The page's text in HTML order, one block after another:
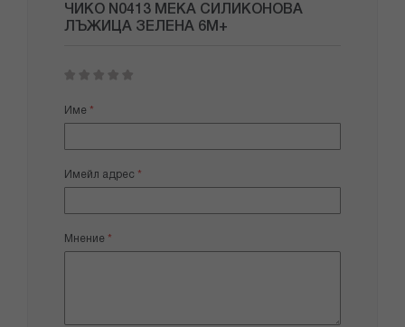
ЧИКО N0413 МЕКА СИЛИКОНОВА
ЛЪЖИЦА ЗЕЛЕНА 6М+
star
stars
stars
stars
stars
Име
Имейл адрес
Мнение